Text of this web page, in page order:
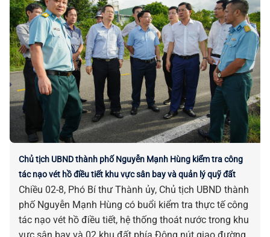
Chủ tịch UBND thành phố Nguyễn Mạnh Hùng kiểm tra công
tác nạo vét hồ điều tiết khu vực sân bay và quản lý quỹ đất
Chiều 02-8, Phó Bí thư Thành ủy, Chủ tịch UBND thành
phố Nguyễn Mạnh Hùng có buổi kiểm tra thực tế công
tác nạo vét hồ điều tiết, hệ thống thoát nước trong khu